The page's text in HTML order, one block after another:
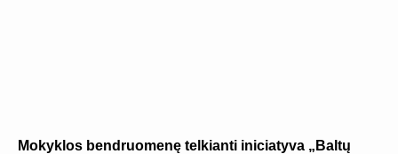
Mokyklos bendruomenę telkianti iniciatyva „Baltų